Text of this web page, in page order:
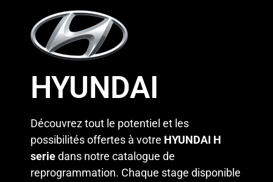
HYUNDAI
Découvrez tout le potentiel et les
possibilités offertes à votre HYUNDAI H
seriedans notre catalogue de
reprogrammation. Chaque stage disponible